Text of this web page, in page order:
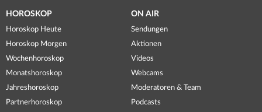
HOROSKOP
Horoskop Heute
Horoskop Morgen
Wochenhoroskop
Monatshoroskop
Jahreshoroskop
Partnerhoroskop
ON AIR
Sendungen
Aktionen
Videos
Webcams
Moderatoren & Team
Podcasts